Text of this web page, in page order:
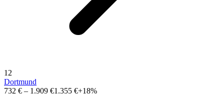
12
Dortmund
732 € – 1.909 €1.355 €+18%